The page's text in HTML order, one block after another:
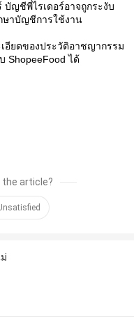
บัญชีพี่ไรเดอร์อาจถูกระงับ
ษาบัญชีการใช้งาน
อียดของประวัติอาชญากรรม
ShopeeFood ได้
article?